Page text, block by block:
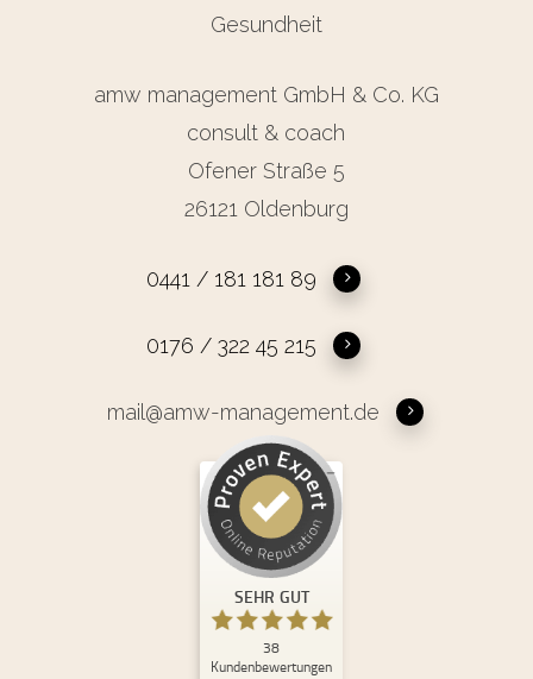
Gesundheit
amw management GmbH & Co. KG
consult & coach
Ofener Straße 5
26121 Oldenburg
0441 / 181 181 89
0176 / 322 45 215
mail@amw-management.de
SEHR GUT
38
Kundenbewertungen
Kundenbewertungen und Erfahrungen zu
Andrea Maria Waden
Empfehlungen auf
ProvenExpert.com
SEHR GUT